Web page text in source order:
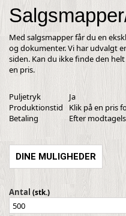
Med salgsmapper får du en
og dokumenter. Vi har udvalgt
siden. Kan du ikke finde den
en pris.
Puljetryk
Ja
Produktionstid
Klik på en pris
Betaling
Efter
DINE MULIGHEDER
Antal (stk.)